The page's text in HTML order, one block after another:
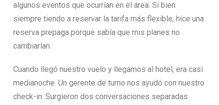
algunos eventos que ocurrían en el área. Si bien
siempre tiendo a reservar la tarifa más flexible, hice una
reserva prepaga porque sabía que mis planes no
cambiarían.
Cuando llegó nuestro vuelo y llegamos al hotel, era casi
medianoche. Un gerente de turno nos ayudó con nuestro
check-in. Surgieron dos conversaciones separadas.